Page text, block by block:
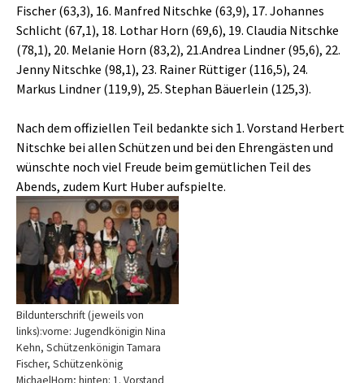
Bildunterschrift (jeweils von
links):vorne: Jugendkönigin Nina
Kehn, Schützenkönigin Tamara
Fischer, Schützenkönig
Fischer (63,3), 16. Manfred Nitschke (63,9), 17. Johannes
Schlicht (67,1), 18. Lothar Horn (69,6), 19. Claudia Nitschke
(78,1), 20. Melanie Horn (83,2), 21.Andrea Lindner (95,6), 22.
Jenny Nitschke (98,1), 23. Rainer Rüttiger (116,5), 24.
Markus Lindner (119,9), 25. Stephan Bäuerlein (125,3).
Nach dem offiziellen Teil bedankte sich 1. Vorstand Herbert
Nitschke bei allen Schützen und bei den Ehrengästen und
wünschte noch viel Freude beim gemütlichen Teil des
Abends, zudem Kurt Huber aufspielte.